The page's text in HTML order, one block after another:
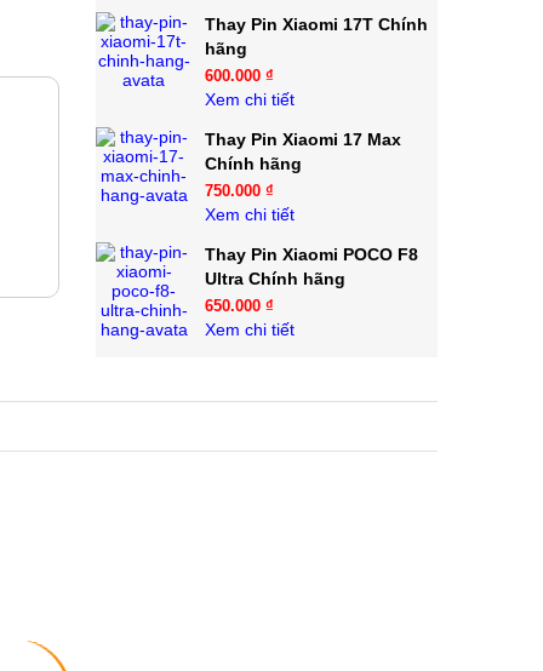
Thay Pin Xiaomi 17T Chính
hãng
600.000 ₫
Xem chi tiết
Thay Pin Xiaomi 17 Max
Chính hãng
750.000 ₫
Xem chi tiết
Thay Pin Xiaomi POCO F8
Ultra Chính hãng
650.000 ₫
Xem chi tiết